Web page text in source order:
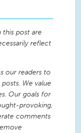
this post are
reflect
our readers to
We value
Our goals for
provoking,
comments